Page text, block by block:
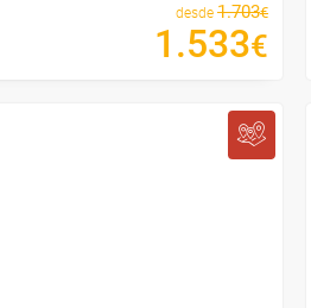
desde 1.703€
1 .533€